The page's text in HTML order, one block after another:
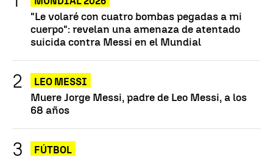
"Le volaré con cuatro bombas pegadas a mi
cuerpo": revelan una amenaza de atentado
suicida contra Messi en el Mundial
LEO MESSI
Muere Jorge Messi, padre de Leo Messi, a los
68 años
FÚTBOL